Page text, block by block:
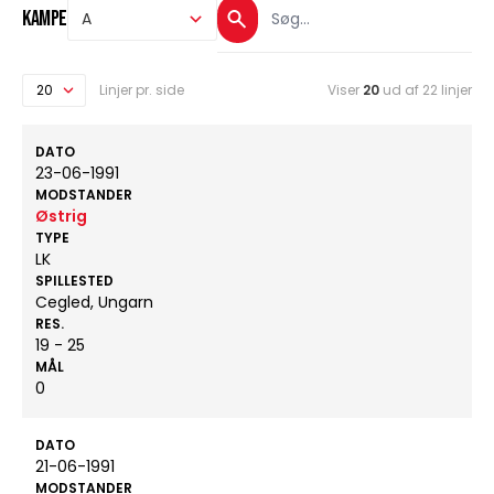
Kampe
Linjer pr. side Viser 20 ud af 22 linjer
DATO
23-06-1991
MODSTANDER
Østrig
TYPE
LK
SPILLESTED
Cegled, Ungarn
RES.
19 - 25
MÅL
0
DATO
21-06-1991
MODSTANDER